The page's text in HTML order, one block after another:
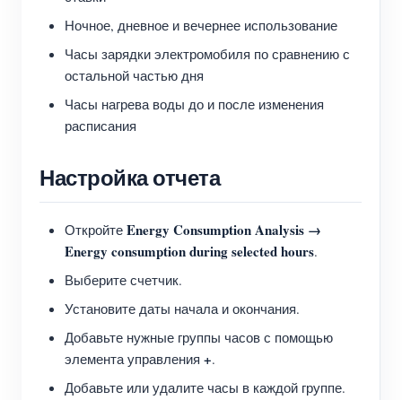
Ночное, дневное и вечернее использование
Часы зарядки электромобиля по сравнению с
остальной частью дня
Часы нагрева воды до и после изменения
расписания
Настройка отчета
Откройте Energy Consumption Analysis →
Energy consumption during selected hours.
Выберите счетчик.
Установите даты начала и окончания.
Добавьте нужные группы часов с помощью
элемента управления +.
Добавьте или удалите часы в каждой группе.